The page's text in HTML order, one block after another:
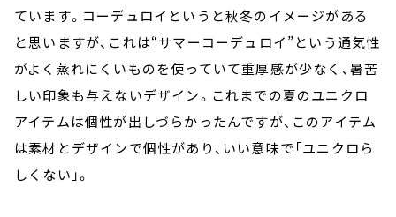
ています。コーデュロイというと秋冬のイメージがある
と思いますが、これは“サマーコーデュロイ”という通気性
がよく蒸れにくいものを使っていて重厚感が少なく、暑苦
しい印象も与えないデザイン。これまでの夏のユニクロ
アイテムは個性が出しづらかったんですが、このアイテム
は素材とデザインで個性があり、いい意味で「ユニクロら
しくない」。